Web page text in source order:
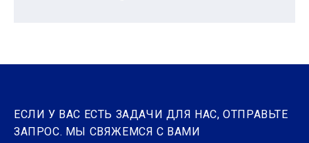
ЕСЛИ У ВАС ЕСТЬ ЗАДАЧИ ДЛЯ НАС, ОТПРАВЬТЕ
ЗАПРОС. МЫ СВЯЖЕМСЯ С ВАМИ